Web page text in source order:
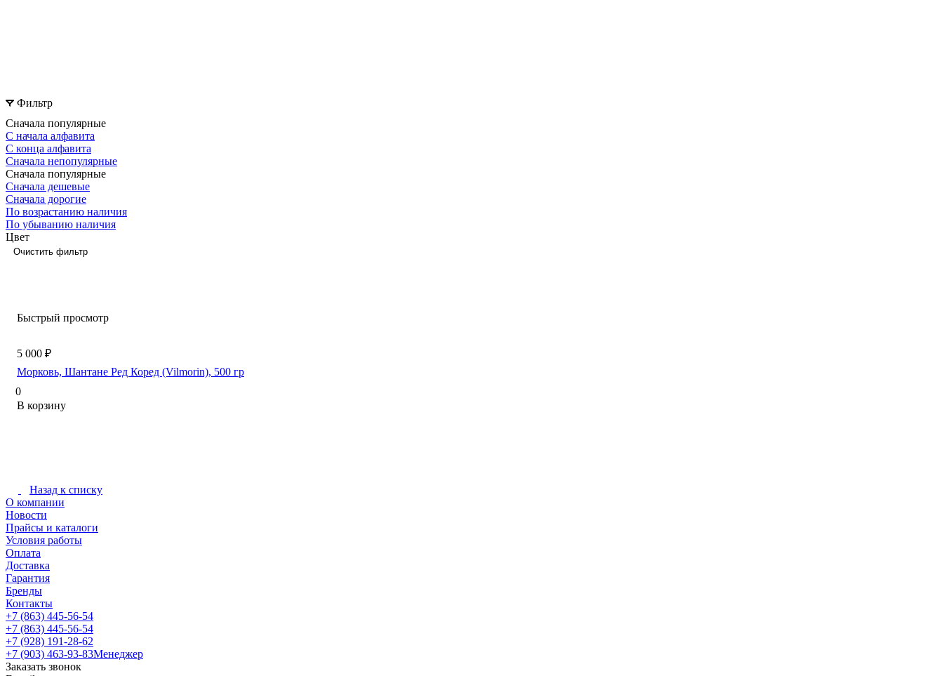
Фильтр
Сначала популярные
С начала алфавита
С конца алфавита
Сначала непопулярные
Сначала популярные
Сначала дешевые
Сначала дорогие
По возрастанию наличия
По убыванию наличия
Цвет
Очистить фильтр
Быстрый просмотр
5 000 ₽
Морковь, Шантане Ред Коред (Vilmorin), 500 гр
0
В корзину
Назад к списку
О компании
Новости
Прайсы и каталоги
Условия работы
Оплата
Доставка
Гарантия
Бренды
Контакты
+7 (863) 445-56-54
+7 (863) 445-56-54
+7 (928) 191-28-62
+7 (903) 463-93-83Менеджер
Заказать звонок